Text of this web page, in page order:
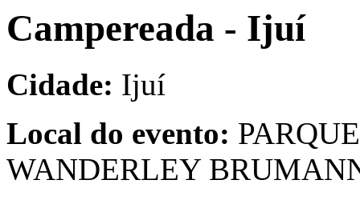
Campereada - Ijuí
Cidade: Ijuí
Local do evento:
WANDERLEY